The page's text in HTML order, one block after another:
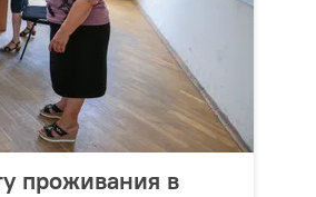
проживания в